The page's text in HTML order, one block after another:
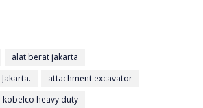
alat berat jakarta
attachment excavator
heavy duty